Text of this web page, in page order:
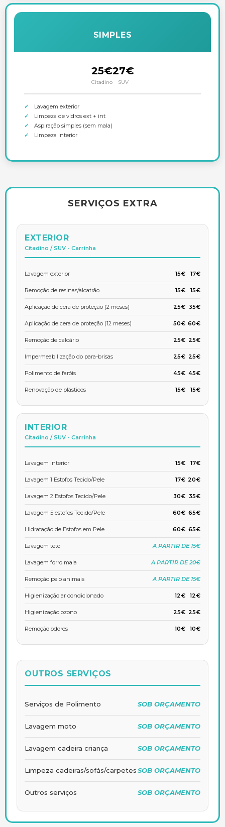
SIMPLES
25€
Citadino
27€
SUV
Lavagem exterior
Limpeza de vidros ext + int
Aspiração simples (sem mala)
Limpeza interior
SERVIÇOS EXTRA
EXTERIOR
Citadino / SUV - Carrinha
Lavagem exterior 15€ 17€
Remoção de resinas/alcatrão 15€ 15€
Aplicação de cera de proteção (2 meses) 25€ 35€
Aplicação de cera de proteção (12 meses) 50€ 60€
Remoção de calcário 25€ 25€
Impermeabilização do para-brisas 25€ 25€
Polimento de faróis 45€ 45€
Renovação de plásticos 15€ 15€
INTERIOR
Citadino / SUV - Carrinha
Lavagem interior 15€ 17€
Lavagem 1 Estofos Tecido/Pele 17€ 20€
Lavagem 2 Estofos Tecido/Pele 30€ 35€
Lavagem 5 estofos Tecido/Pele 60€ 65€
Hidratação de Estofos em Pele 60€ 65€
Lavagem teto A PARTIR DE 15€
Lavagem forro mala A PARTIR DE 20€
Remoção pelo animais A PARTIR DE 15€
Higienização ar condicionado 12€ 12€
Higienização ozono 25€ 25€
Remoção odores 10€ 10€
OUTROS SERVIÇOS
Serviços de Polimento SOB ORÇAMENTO
Lavagem moto SOB ORÇAMENTO
Lavagem cadeira criança SOB ORÇAMENTO
Limpeza cadeiras/sofás/carpetesSOB ORÇAMENTO
Outros serviços SOB ORÇAMENTO